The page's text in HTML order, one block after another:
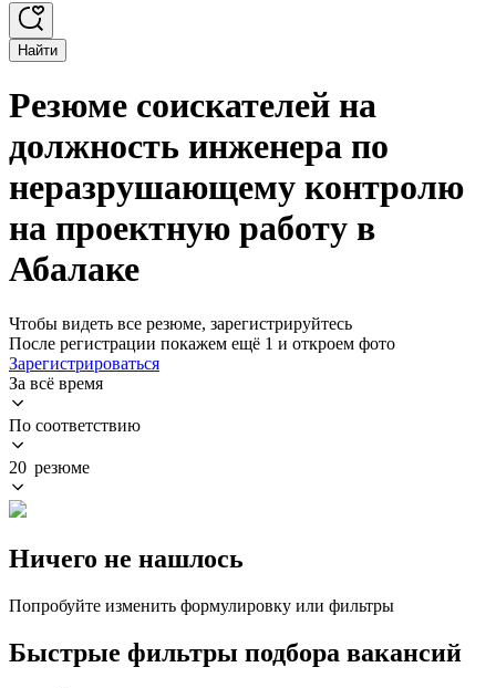
Найти
Резюме соискателей на
должность инженера по
неразрушающему контролю
на проектную работу в
Абалаке
Чтобы видеть все резюме, зарегистрируйтесь
После регистрации покажем ещё 1 и откроем фото
Зарегистрироваться
За всё время
По соответствию
20 резюме
Ничего не нашлось
Попробуйте изменить формулировку или фильтры
Быстрые фильтры подбора вакансий